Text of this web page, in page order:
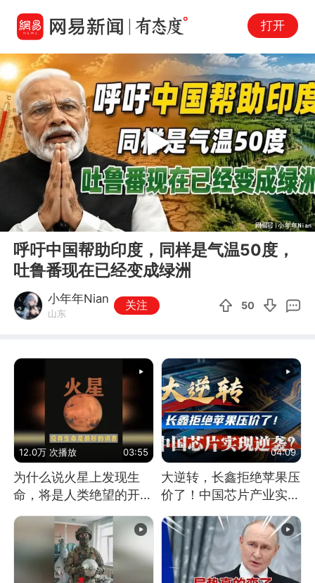
打开
00:00 07:54
Play
呼吁中国帮助印度，同样是气温50度，
吐鲁番现在已经变成绿洲
小年年Nian
山东
关注 50
12.0万 次播放 03:55
为什么说火星上发现生
命，将是人类绝望的开
始？
04:09
大逆转，长鑫拒绝苹果压
价了！中国芯片产业实现
怎样的逆袭？